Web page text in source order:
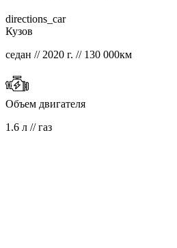
directions_car
Кузов
седан // 2020 г. // 130 000км
Объем двигателя
1.6 л // газ